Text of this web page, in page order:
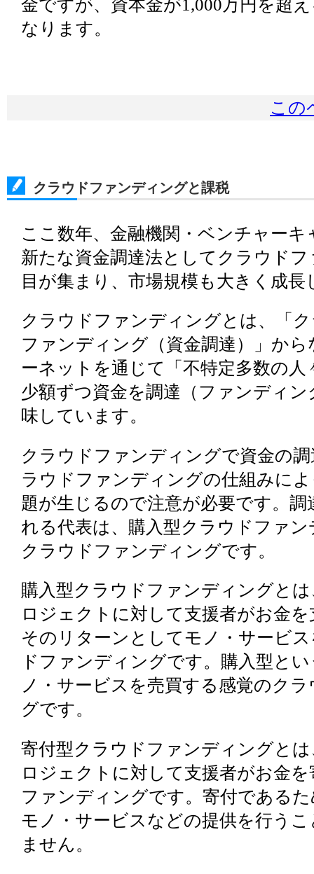
なります。
この
クラウドファンディングと課税
ここ数年、金融機関・ベンチャー
新たな資金調達法としてクラウド
目が集まり、市場規模も大きく成長
クラウドファンディングとは、「
ファンディング（資金調達）」か
ーネットを通じて「不特定多数の
少額ずつ資金を調達（ファンディ
味しています。
クラウドファンディングで資金の
ラウドファンディングの仕組みに
題が生じるので注意が必要です。
れる代表は、購入型クラウドファ
クラウドファンディングです。
購入型クラウドファンディングと
ロジェクトに対して支援者がお金
そのリターンとしてモノ・サービ
ドファンディングです。購入型と
ノ・サービスを売買する感覚のク
グです。
寄付型クラウドファンディングと
ロジェクトに対して支援者がお金
ファンディングです。寄付である
モノ・サービスなどの提供を行う
ません。